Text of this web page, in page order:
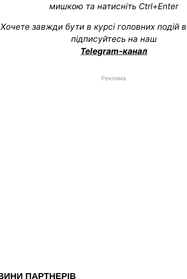
мишкою та натисніть Ctrl+Enter
Хочете завжди бути в курсі головних подій
підписуйтесь на наш
Telegram-канал
Реклама